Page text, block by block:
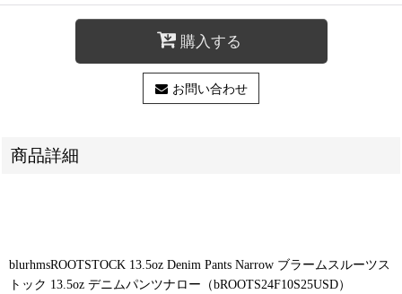
購入する
お問い合わせ
商品詳細
blurhmsROOTSTOCK 13.5oz Denim Pants Narrow ブラームスルーツス
トック 13.5oz デニムパンツナロー（bROOTS24F10S25USD）